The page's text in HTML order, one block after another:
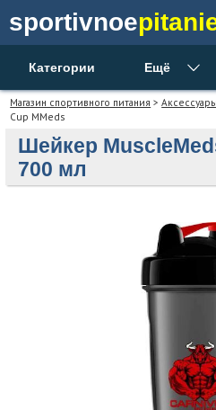
sportivnoe
Категории Ещё
Магазин спортивного питания >Аксессуары
Cup MMeds
Шейкер
700 мл